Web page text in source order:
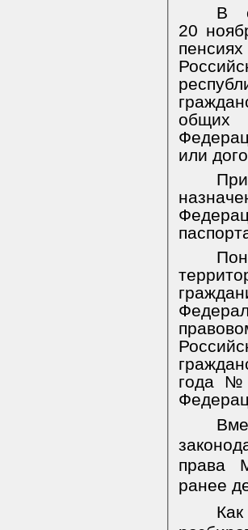
В
20
общих
или
года
права
ранее
К